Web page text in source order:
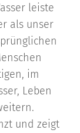
leiste
als unser
im
Leben
und zeigt